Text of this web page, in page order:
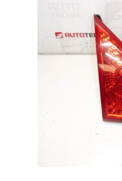
Mein Konto
Weltweiter Versand